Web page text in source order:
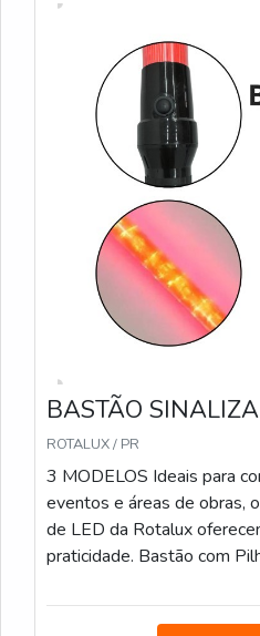
BASTÃO
ROTALUX / PR
3 MODELOS Ideais para
eventos e áreas de obras,
de LED da Rotalux
praticidade. Bastão com
alimentação por pilha.